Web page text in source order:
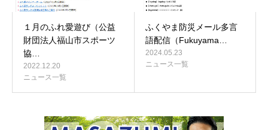
１月のふれ愛遊び（公益
財団法人福山市スポーツ
協…
2022.12.20
ニュース一覧
ふくやま防災メール多言
語配信（Fukuyama…
2024.05.23
ニュース一覧